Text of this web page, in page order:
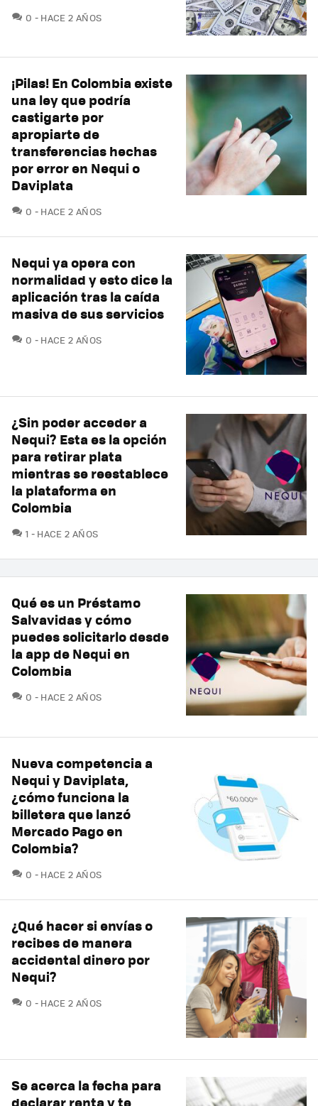
0 COMENTARIOS
HACE 2 AÑOS
¡Pilas! En Colombia existe
una ley que podría
castigarte por
apropiarte de
transferencias hechas
por error en Nequi o
Daviplata
0 COMENTARIOS
HACE 2 AÑOS
Nequi ya opera con
normalidad y esto dice la
aplicación tras la caída
masiva de sus servicios
0 COMENTARIOS
HACE 2 AÑOS
¿Sin poder acceder a
Nequi? Esta es la opción
para retirar plata
mientras se reestablece
la plataforma en
Colombia
1 COMENTARIOS
HACE 2 AÑOS
Qué es un Préstamo
Salvavidas y cómo
puedes solicitarlo desde
la app de Nequi en
Colombia
0 COMENTARIOS
HACE 2 AÑOS
Nueva competencia a
Nequi y Daviplata,
¿cómo funciona la
billetera que lanzó
Mercado Pago en
Colombia?
0 COMENTARIOS
HACE 2 AÑOS
¿Qué hacer si envías o
recibes de manera
accidental dinero por
Nequi?
0 COMENTARIOS
HACE 2 AÑOS
Se acerca la fecha para
declarar renta y te